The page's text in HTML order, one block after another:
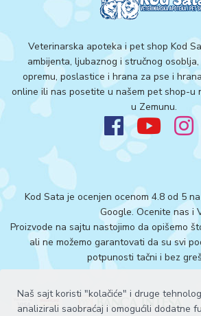
Naš sajt koristi "kolačiće" i druge
analizirali saobraćaj i omogućili dodatne
Veterinarska apoteka i pet shop Kod
ambijenta, ljubaznog i stručnog
opremu, poslastice i hrana za pse i
online ili nas posetite u našem pet shop-u
u Zemunu.
Kod Sata je ocenjen ocenom 4.8 od 5
Google.Ocenite nas i
Proizvode na sajtu nastojimo da opišemo
ali ne možemo garantovati da su svi
potpunosti tačni i bez